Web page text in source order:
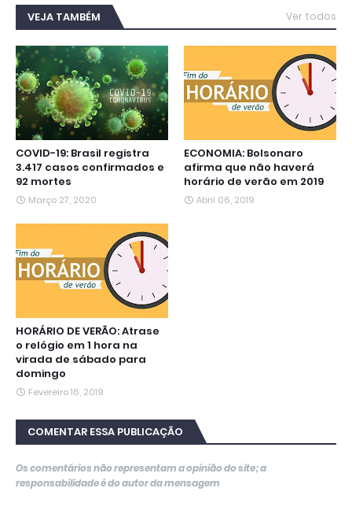
b
o
t
e
A
r
m
n
e
d
VEJA TAMBÉM Ver todos
COVID-19: Brasil registra
3.417 casos confirmados e
92 mortes
Março 27, 2020
ECONOMIA: Bolsonaro
afirma que não haverá
horário de verão em 2019
Abril 06, 2019
HORÁRIO DE VERÃO: Atrase
o relógio em 1 hora na
virada de sábado para
domingo
Fevereiro 16, 2019
COMENTAR ESSA PUBLICAÇÃO
Os comentários não representam a opinião do site; a
responsabilidade é do autor da mensagem